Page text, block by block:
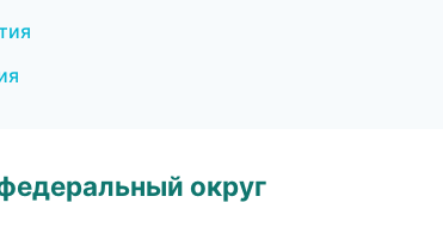
округ